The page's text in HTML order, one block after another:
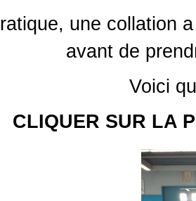
une collation
avant de
Voici
CLIQUER SUR LA